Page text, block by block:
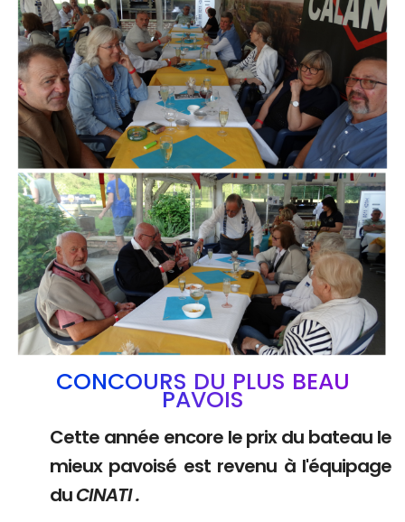
ARMCHAIR
CONCOURS DU PLUS BEAU
PAVOIS
Cette année encore le prix du bateau le
mieux pavoisé est revenu à l'équipage
duCINATI .